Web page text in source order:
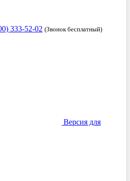
333-52-02 (Звонок бесплатный)
Версия для